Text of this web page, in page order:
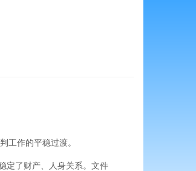
工作的平稳过渡。
定了财产、人身关系。文件